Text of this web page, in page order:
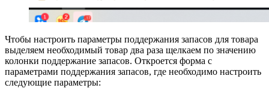
Чтобы настроить параметры поддержания запасов для товара
выделяем необходимый товар два раза щелкаем по значению
колонки поддержание запасов. Откроется форма с
параметрами поддержания запасов, где необходимо настроить
следующие параметры: